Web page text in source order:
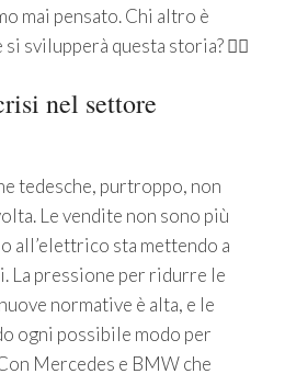
mai pensato. Chi altro è
svilupperà questa storia? 🙋‍♀️
nel settore
tedesche, purtroppo, non
Le vendite non sono più
all’elettrico sta mettendo a
La pressione per ridurre le
normative è alta, e le
ogni possibile modo per
Mercedes e BMW che